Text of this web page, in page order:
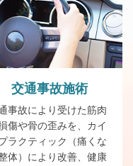
交通事故施術
事故により受けた筋肉
傷や骨の歪みを、カイ
ラクティック（痛くな
体）により改善、健康